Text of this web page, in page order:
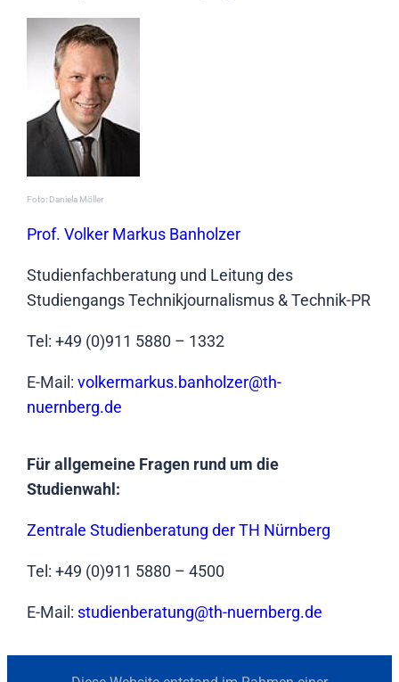
Foto: Daniela Möller
Prof. Volker Markus Banholzer
Studienfachberatung und Leitung des
Studiengangs Technikjournalismus & Technik-PR
Tel: +49 (0)911 5880 – 1332
E-Mail:volkermarkus.banholzer@th-
nuernberg.de
Für allgemeine Fragen rund um die
Studienwahl:
Zentrale Studienberatung der TH Nürnberg
Tel: +49 (0)911 5880 – 4500
E-Mail: studienberatung@th-nuernberg.de